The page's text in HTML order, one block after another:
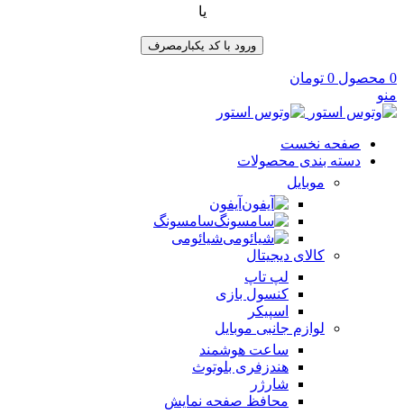
یا
ورود با کد یکبارمصرف
0 محصول 0 تومان
منو
صفحه نخست
دسته بندی محصولات
موبایل
آیفون
سامسونگ
شیائومی
کالای دیجیتال
لپ تاپ
کنسول بازی
اسپیکر
لوازم جانبی موبایل
ساعت هوشمند
هندزفری بلوتوث
شارژر
محافظ صفحه نمایش